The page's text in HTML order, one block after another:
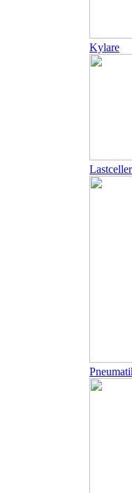
Kylare
Lastceller